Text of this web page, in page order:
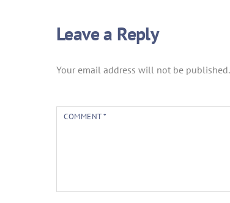
Leave a Reply
Your email address will not be published.
COMMENT*